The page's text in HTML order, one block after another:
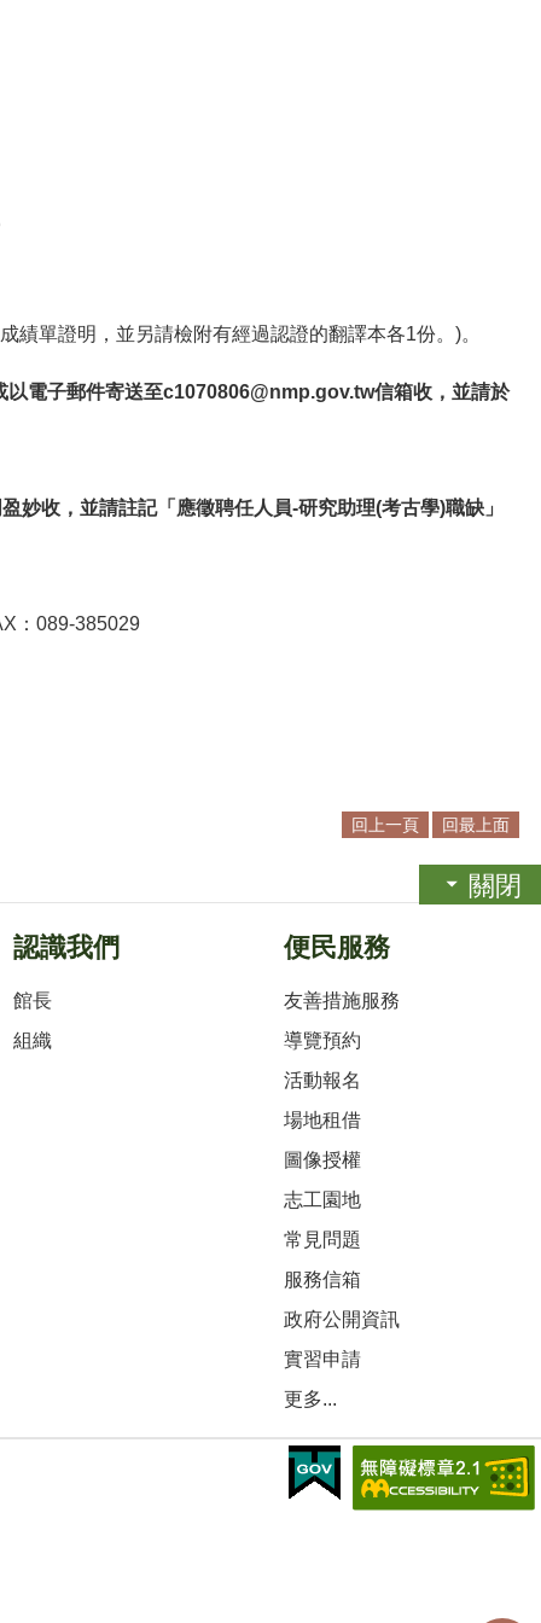
績單證明，並另請檢附有經過認證的翻譯本各1份。 )。
以電子郵件寄送至c1070806@nmp.gov.tw信箱收，並請於
妙收，並請註記「應徵聘任人員-研究助理(考古學)職缺」
： 089-385029
回上一頁 回最上面
關閉
認識我們
館長
組織
便民服務
友善措施服務
導覽預約
活動報名
場地租借
圖像授權
志工園地
常見問題
服務信箱
政府公開資訊
實習申請
更多...